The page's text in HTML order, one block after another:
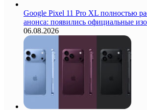
Google Pixel 11 Pro XL полностью
анонса: появились официальные
06.08.2026